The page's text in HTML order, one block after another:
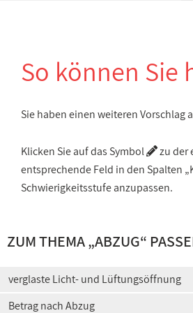
So können Sie
Sie haben einen weiteren Vorschlag
Klicken Sie auf das Symbol
zu der
entsprechende Feld in den Spalten
Schwierigkeitsstufe anzupassen.
ZUM THEMA „ABZUG“
verglaste Licht- und Lüftungsöffnung
Betrag nach Abzug